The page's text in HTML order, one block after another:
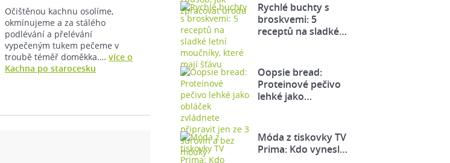
Očištěnou kachnu osolíme,
okmínujeme a za stálého
podlévání a přelévání
vypečeným tukem pečeme v
troubě téměř doměkka.…více o
Kachna po starocesku
Rychlé buchty s
broskvemi: 5
receptů na sladké…
Oopsie bread:
Proteinové pečivo
lehké jako…
Móda z tiskovky TV
Prima: Kdo vynesl…